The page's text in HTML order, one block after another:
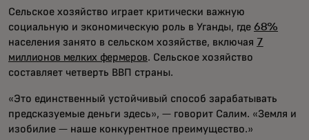
Сельское хозяйство играет критически важную
социальную и экономическую роль в Уганды, где 68%
населения занято в сельском хозяйстве, включая 7
миллионов мелких фермеров. Сельское хозяйство
составляет четверть ВВП страны.
«Это единственный устойчивый способ зарабатывать
предсказуемые деньги здесь», — говорит Салим. «Земля и
изобилие — наше конкурентное преимущество.»